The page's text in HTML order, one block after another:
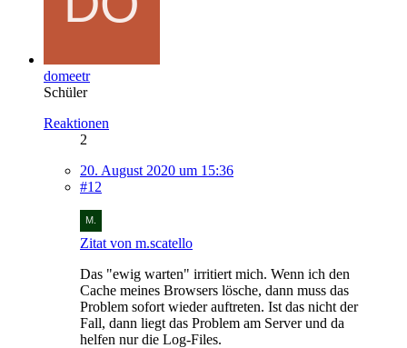
domeetr
Schüler
Reaktionen
2
20. August 2020 um 15:36
#12
Zitat von m.scatello
Das "ewig warten" irritiert mich. Wenn ich den
Cache meines Browsers lösche, dann muss das
Problem sofort wieder auftreten. Ist das nicht der
Fall, dann liegt das Problem am Server und da
helfen nur die Log-Files.